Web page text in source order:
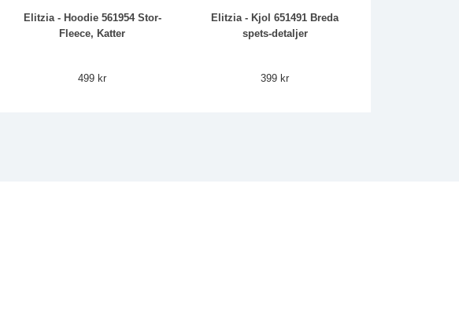
Elitzia - Hoodie 561954 Stor-
Fleece, Katter
499 kr
Elitzia - Kjol 651491 Breda
spets-detaljer
399 kr